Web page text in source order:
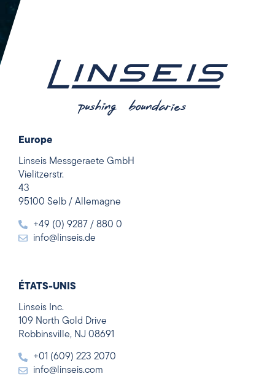
Europe
Linseis Messgeraete GmbH
Vielitzerstr.
43
95100 Selb / Allemagne
+49 (0) 9287 / 880 0
info@linseis.de
ÉTATS-UNIS
Linseis Inc.
109 North Gold Drive
Robbinsville, NJ 08691
+01 (609) 223 2070
info@linseis.com